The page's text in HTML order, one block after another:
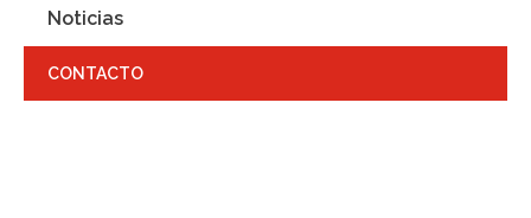
Noticias
CONTACTO